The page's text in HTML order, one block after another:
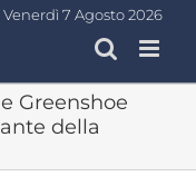
Venerdì 7 Agosto 2026
Greenshoe
della